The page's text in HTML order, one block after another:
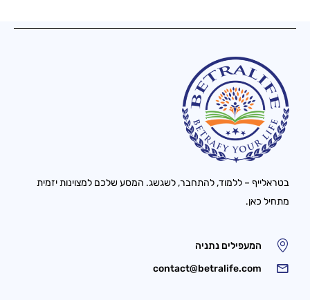
בטראלייף – ללמוד, להתחבר, לשגשג. המסע שלכם למצוינות יזמית
מתחיל כאן.
המעפילים נתניה
contact@betralife.com